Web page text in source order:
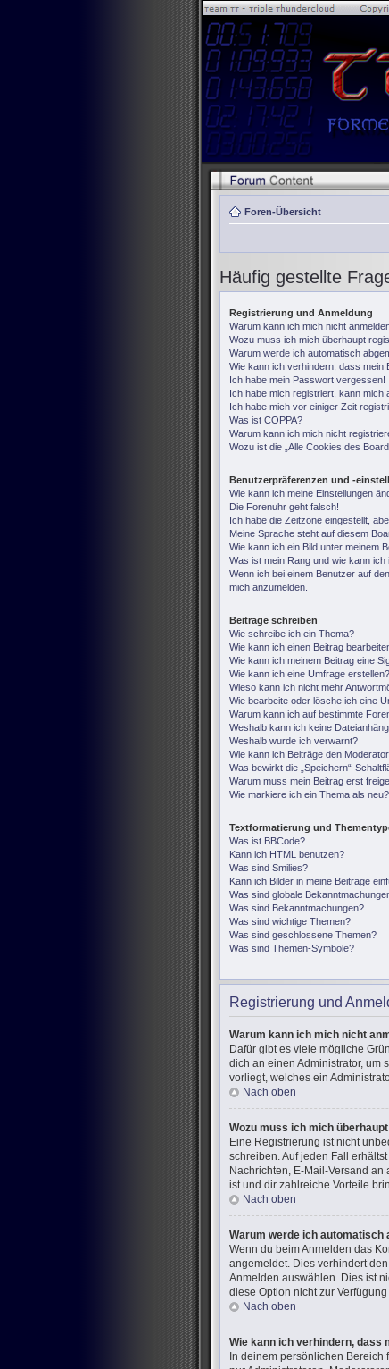
Foren-Übersicht
Häufig gestellte
Registrierung und Anmeldung
Warum kann ich mich nicht
Wozu muss ich mich überhaupt
Warum werde ich automatisch
Wie kann ich verhindern, dass mein
Ich habe mein Passwort vergessen!
Ich habe mich registriert, kann mich
Ich habe mich vor einiger Zeit
Was ist COPPA?
Warum kann ich mich nicht
Wozu ist die „Alle Cookies des
Benutzerpräferenzen und -
Wie kann ich meine Einstellungen
Die Forenuhr geht falsch!
Ich habe die Zeitzone eingestellt,
Meine Sprache steht auf diesem
Wie kann ich ein Bild unter meinem
Was ist mein Rang und wie kann ich
Wenn ich bei einem Benutzer auf
mich anzumelden.
Beiträge schreiben
Wie schreibe ich ein Thema?
Wie kann ich einen Beitrag
Wie kann ich meinem Beitrag eine
Wie kann ich eine Umfrage erstellen?
Wieso kann ich nicht mehr
Wie bearbeite oder lösche ich eine
Warum kann ich auf bestimmte
Weshalb kann ich keine
Weshalb wurde ich verwarnt?
Wie kann ich Beiträge den
Was bewirkt die „Speichern“-
Warum muss mein Beitrag erst
Wie markiere ich ein Thema als neu?
Textformatierung und
Was ist BBCode?
Kann ich HTML benutzen?
Was sind Smilies?
Kann ich Bilder in meine Beiträge
Was sind globale
Was sind Bekanntmachungen?
Was sind wichtige Themen?
Was sind geschlossene Themen?
Was sind Themen-Symbole?
Registrierung und
Warum kann ich mich nicht
Dafür gibt es viele mögliche
dich an einen Administrator, um
vorliegt, welches ein
Nach oben
Wozu muss ich mich
Eine Registrierung ist nicht
schreiben. Auf jeden Fall
Nachrichten, E-Mail-Versand
ist und dir zahlreiche Vorteile
Nach oben
Warum werde ich automatisch
Wenn du beim Anmelden das
angemeldet. Dies verhindert
Anmelden auswählen. Dies ist
diese Option nicht zur
Nach oben
Wie kann ich verhindern, dass
In deinem persönlichen Bereich